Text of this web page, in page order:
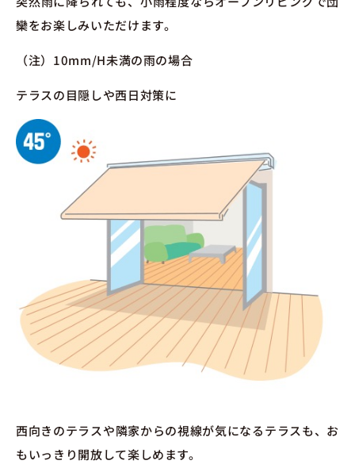
欒をお楽しみいただけます。
（注）10mm/H未満の雨の場合
テラスの目隠しや西日対策に
西向きのテラスや隣家からの視線が気になるテラスも、お
もいっきり開放して楽しめます。